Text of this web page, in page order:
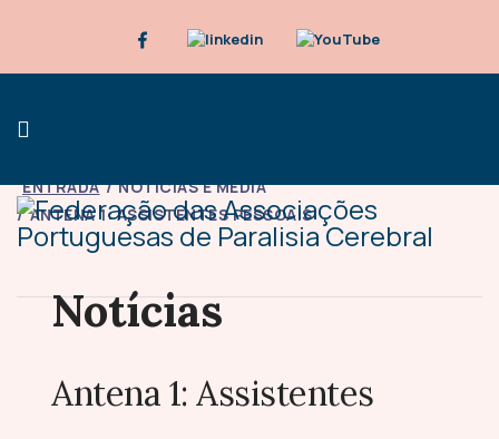
ENTRADA
NOTÍCIAS E MÉDIA
ANTENA 1: ASSISTENTES PESSOAIS
Notícias
Antena 1: Assistentes